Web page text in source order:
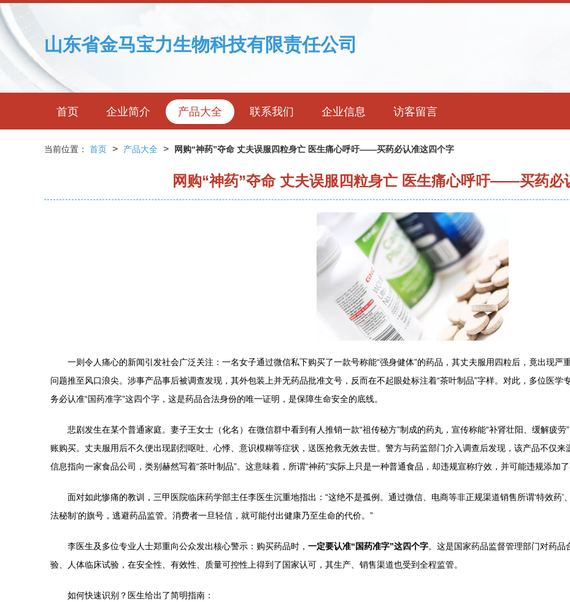
山东省金马宝力生物科技有限责任公司
首页 企业简介 产品大全 联系我们 企业信息 访客留言
当前位置： 首页 > 产品大全 > 网购“神药”夺命 丈夫误服四粒身亡 医生痛心呼吁——买药必认准这四个字
网购“神药”夺命 丈夫误服四粒身亡 医生痛心呼吁——买药必
一则令人痛心的新闻引发社会广泛关注：一名女子通过微信私下购买了一款号称能“强身健体”的药品，其丈夫服用四粒后，竟出现
问题推至风口浪尖。涉事产品事后被调查发现，其外包装上并无药品批准文号，反而在不起眼处标注着“茶叶制品”字样。对此，多位医学
务必认准“国药准字”这四个字，这是药品合法身份的唯一证明，是保障生命安全的底线。
悲剧发生在某个普通家庭。妻子王女士（化名）在微信群中看到有人推销一款“祖传秘方”制成的药丸，宣传称能“补肾壮阳、缓解疲
账购买。丈夫服用后不久便出现剧烈呕吐、心悸、意识模糊等症状，送医抢救无效去世。警方与药监部门介入调查后发现，该产品不仅来
信息指向一家食品公司，类别赫然写着“茶叶制品”。这意味着，所谓“神药”实际上只是一种普通食品，却违规宣称疗效，并可能违规添加了
面对如此惨痛的教训，三甲医院临床药学部主任李医生沉重地指出：“这绝不是孤例。通过微信、电商等非正规渠道销售所谓‘特效药’
法秘制’的旗号，逃避药品监管。消费者一旦轻信，就可能付出健康乃至生命的代价。”
李医生及多位专业人士郑重向公众发出核心警示：购买药品时， 一定要认准“国药准字”这四个字。这是国家药品监督管理部门对药
验、人体临床试验，在安全性、有效性、质量可控性上得到了国家认可，其生产、销售渠道也受到全程监管。
如何快速识别？医生给出了简明指南：